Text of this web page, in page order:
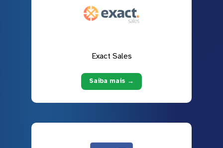
Exact Sales
Saiba mais →